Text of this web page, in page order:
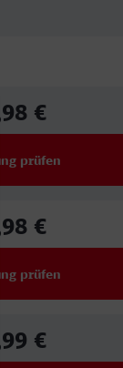
€
prüfen
€
prüfen
€